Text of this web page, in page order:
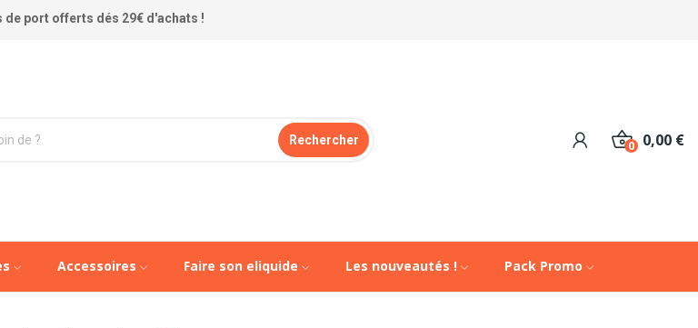
de port offerts dés 29€ d'achats !
Rechercher 0,00 €
0
Accessoires Faire son eliquide Les nouveautés ! Pack Promo